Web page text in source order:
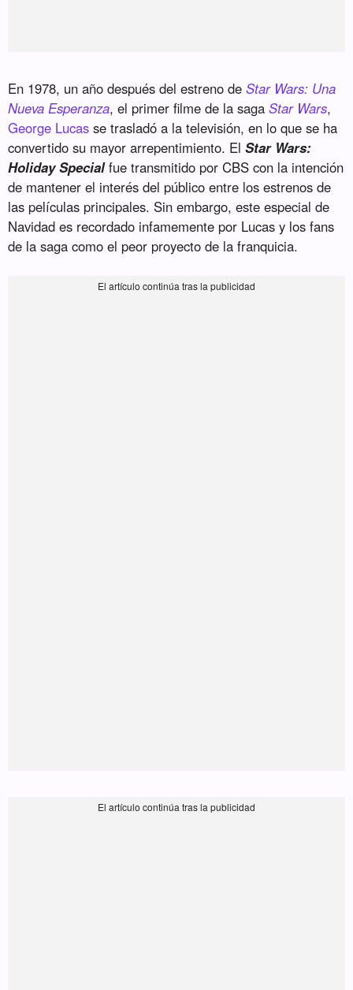
En 1978, un año después del estreno deStar Wars: Una
Nueva Esperanza, el primer filme de la sagaStar Wars,
George Lucas se trasladó a la televisión, en lo que se ha
convertido su mayor arrepentimiento. ElStar Wars:
Holiday Specialfue transmitido por CBS con la intención
de mantener el interés del público entre los estrenos de
las películas principales. Sin embargo, este especial de
Navidad es recordado infamemente por Lucas y los fans
de la saga como el peor proyecto de la franquicia.